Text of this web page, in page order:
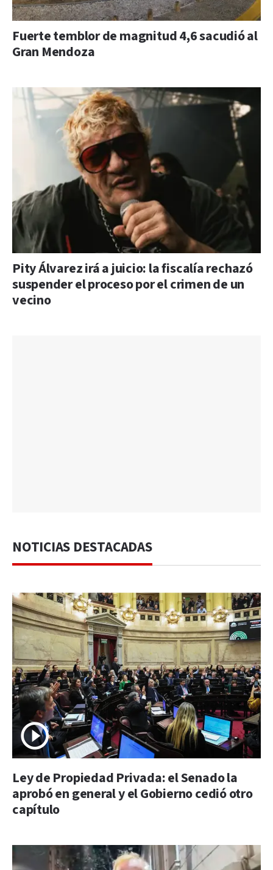
Fuerte temblor de magnitud 4,6 sacudió al
Gran Mendoza
Pity Álvarez irá a juicio: la fiscalía rechazó
suspender el proceso por el crimen de un
vecino
NOTICIAS DESTACADAS
Ley de Propiedad Privada: el Senado la
aprobó en general y el Gobierno cedió otro
capítulo